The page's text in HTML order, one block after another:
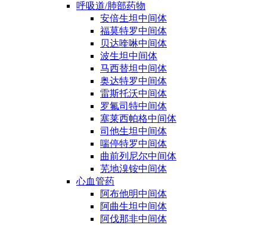
呼吸道/肺部药物
安倍生坦中间体
福莫特罗中间体
贝达喹啉中间体
波生坦中间体
马西替坦中间体
奥达特罗中间体
雷斯托沃中间体
罗氟司特中间体
塞莱西帕格中间体
司他生坦中间体
喘停特罗中间体
曲前列尼尔中间体
芜地溴铵中间体
心血管药
阿布他明中间体
阿曲生坦中间体
阿伐那非中间体